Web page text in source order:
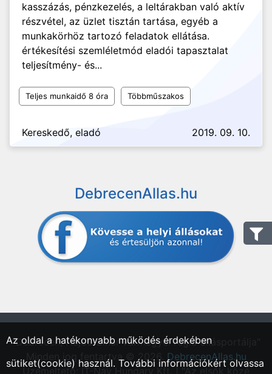
kasszázás, pénzkezelés, a leltárakban való aktív
részvétel, az üzlet tisztán tartása, egyéb a
munkakörhöz tartozó feladatok ellátása.
értékesítési szemléletmód eladói tapasztalat
teljesítmény- és...
Teljes munkaidő 8 óra Többműszakos
Kereskedő, eladó 2019. 09. 10.
DebrecenAllas.hu
"Debrecen, Hajdú-Bihar vármegyei régió állásportálja"
Minden jog fentartva © 2026. DebrecenAllas.hu
Üzemeltető: IT-Nav Hungary Kft. | "Az elsők közé
Az oldal a hatékonyabb működés érdekében
sütiket(cookie) használ. További információkért olvassa